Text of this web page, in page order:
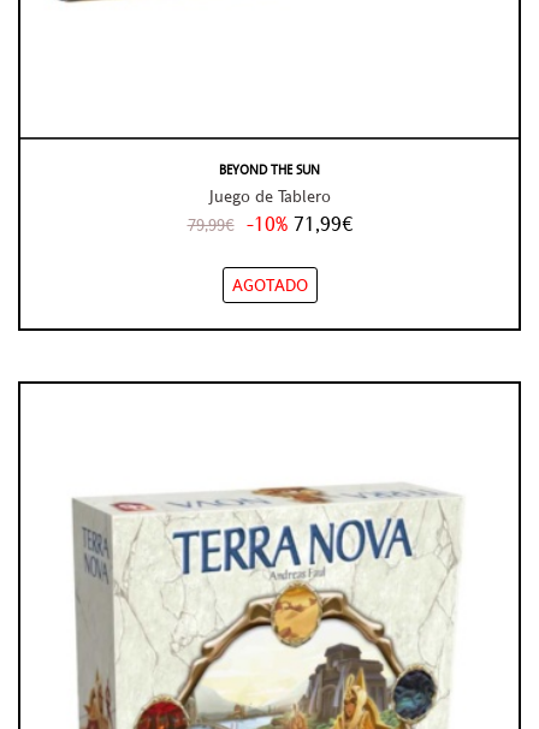
BEYOND THE SUN
Juego de Tablero
79,99€ -10% 71,99€
AGOTADO